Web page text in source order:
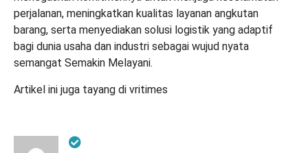
perjalanan, meningkatkan kualitas layanan angkutan
barang, serta menyediakan solusi logistik yang adaptif
bagi dunia usaha dan industri sebagai wujud nyata
semangat Semakin Melayani.
Artikel ini juga tayang di vritimes